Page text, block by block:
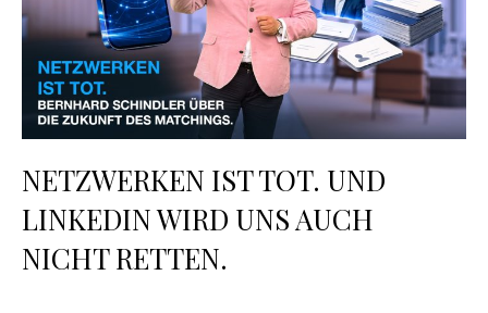
NETZWERKEN IST TOT. UND
LINKEDIN WIRD UNS AUCH
NICHT RETTEN.